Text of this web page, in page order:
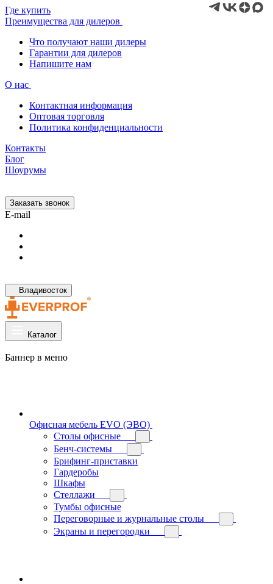
Где купить
Преимущества для дилеров
Что получают наши дилеры
Гарантии для дилеров
Напишите нам
О нас
Контактная информация
Оптовая торговля
Политика конфиденциальности
Контакты
Блог
Шоурумы
Заказать звонок
E-mail
Владивосток
Каталог
Баннер в меню
Офисная мебель EVO (ЭВО)
Cтолы офисные
Бенч-системы
Брифинг-приставки
Гардеробы
Шкафы
Стеллажи
Тумбы офисные
Переговорные и журнальные столы
Экраны и перегородки